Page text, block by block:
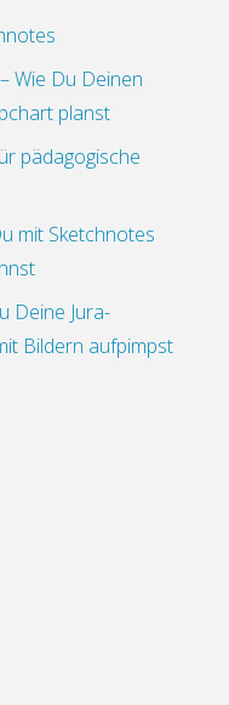
Wie Du Deinen
planst
pädagogische
mit Sketchnotes
Deine Jura-
Bildern aufpimpst